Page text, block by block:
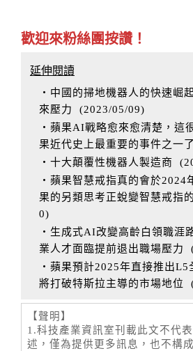
歡迎來粉絲團按讚！
延伸閱讀
‧中國的掃地機器人的快速崛
來壓力
(2023/05/09)
‧蘋果AI戰略愈來愈清楚，這
果近代史上最重要的事件之一了
‧十大顛覆性機器人製造商
(
‧蘋果智慧戒指真的會於2024
果的另類思考正蛻變智慧戒指
0)
‧生成式AI改變高齡白領職涯
業人才面臨提前退出職場壓力
‧蘋果預計2025年直接推出L5
將打破特斯拉主導的市場地位
【聲明】
1.科技產業資訊室刊載此文不代
述，僅為提供更多訊息，也不構